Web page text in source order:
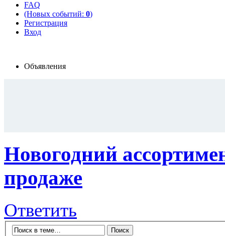
FAQ
(Новых событий: 0)
Регистрация
Вход
Объявления
Новогодний
продаже
Ответить